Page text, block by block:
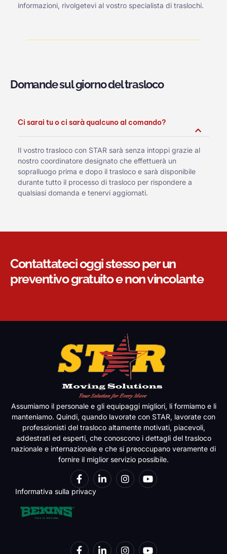
informazioni, rivolgetevi al vostro specialista di traslochi.
Domande sul giorno del trasloco
Ci sarai tu o ci sarà qualcuno al comando?
Il vostro trasloco con STAR sarà senza intoppi grazie al
nostro coordinatore designato che effettuerà un
sopralluogo prima e dopo il trasloco e sarà disponibile
durante tutto il processo di trasloco per rispondere a
qualsiasi domanda e tenervi aggiornati.
Contattateci oggi stesso per un
preventivo gratuito e non vincolante
Assumiamo il personale e gli equipaggi migliori, li formiamo e li
manteniamo. Quindi, quando lavorate con STAR, lavorate con
professionisti del trasloco altamente motivati, piacevoli,
addestrati ed esperti, che conoscono i dettagli del trasloco
nazionale e internazionale e che si preoccupano veramente di
fornire il miglior servizio possibile.
Informativa sulla privacy